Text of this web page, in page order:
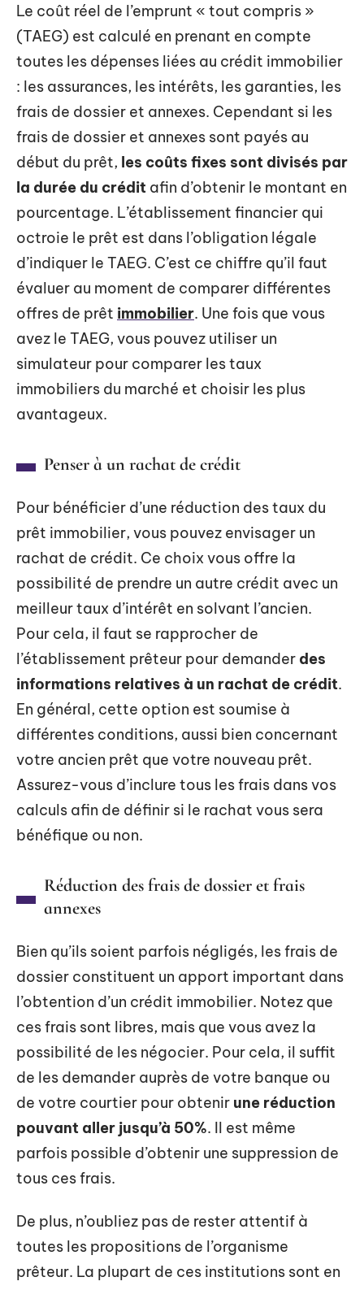
Le coût réel de l’emprunt « tout compris »
(TAEG) est calculé en prenant en compte
toutes les dépenses liées au crédit immobilier
: les assurances, les intérêts, les garanties, les
frais de dossier et annexes. Cependant si les
frais de dossier et annexes sont payés au
début du prêt, les coûts fixes sont divisés par
la durée du crédit afin d’obtenir le montant en
pourcentage. L’établissement financier qui
octroie le prêt est dans l’obligation légale
d’indiquer le TAEG. C’est ce chiffre qu’il faut
évaluer au moment de comparer différentes
offres de prêt immobilier. Une fois que vous
avez le TAEG, vous pouvez utiliser un
simulateur pour comparer les taux
immobiliers du marché et choisir les plus
avantageux.
Penser à un rachat de crédit
Pour bénéficier d’une réduction des taux du
prêt immobilier, vous pouvez envisager un
rachat de crédit. Ce choix vous offre la
possibilité de prendre un autre crédit avec un
meilleur taux d’intérêt en solvant l’ancien.
Pour cela, il faut se rapprocher de
l’établissement prêteur pour demander des
informations relatives à un rachat de crédit.
En général, cette option est soumise à
différentes conditions, aussi bien concernant
votre ancien prêt que votre nouveau prêt.
Assurez-vous d’inclure tous les frais dans vos
calculs afin de définir si le rachat vous sera
bénéfique ou non.
Réduction des frais de dossier et frais
annexes
Bien qu’ils soient parfois négligés, les frais de
dossier constituent un apport important dans
l’obtention d’un crédit immobilier. Notez que
ces frais sont libres, mais que vous avez la
possibilité de les négocier. Pour cela, il suffit
de les demander auprès de votre banque ou
de votre courtier pour obtenir une réduction
pouvant aller jusqu’à 50%. Il est même
parfois possible d’obtenir une suppression de
tous ces frais.
De plus, n’oubliez pas de rester attentif à
toutes les propositions de l’organisme
prêteur. La plupart de ces institutions sont en